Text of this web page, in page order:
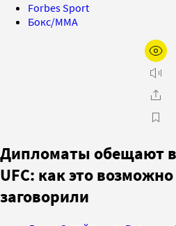
Forbes Sport
Бокс/MMA
Дипломаты обещают
UFC: как это
заговорили